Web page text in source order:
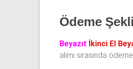
Ödeme
Beyazıt İkinci El
alımı sırasında